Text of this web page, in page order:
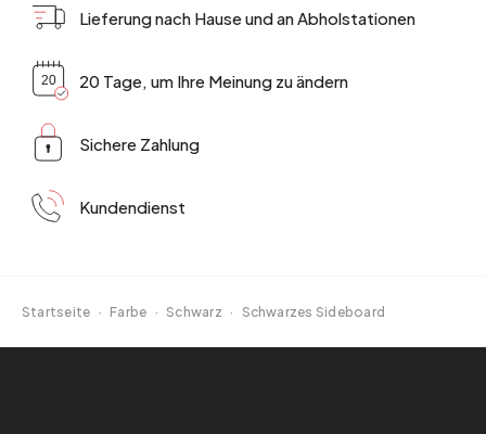
Lieferung nach Hause und an Abholstationen
20 Tage, um Ihre Meinung zu ändern
Sichere Zahlung
Kundendienst
Startseite · Farbe · Schwarz · Schwarzes Sideboard